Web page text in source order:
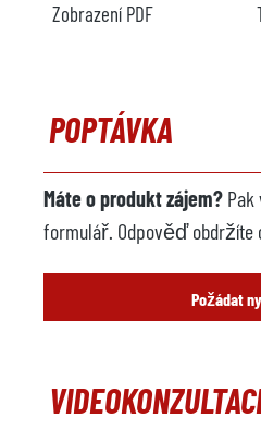
Zobrazení PDF
POPTÁVKA
Máte o produkt zájem?
formulář. Odpověď obdržíte
Požádat